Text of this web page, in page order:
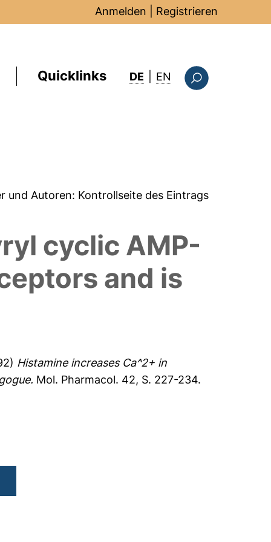
Anmelden Registrieren
Quicklinks DE EN : this page in
und Autoren: Kontrollseite des Eintrags
cyclic AMP-
and is
Histamine increases Ca^2+ in
Mol. Pharmacol. 42, S. 227-234.